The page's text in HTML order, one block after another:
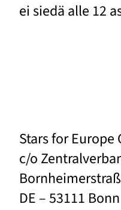
ei siedä alle 12
Stars for Europe
c/o
DE – 53111 Bonn